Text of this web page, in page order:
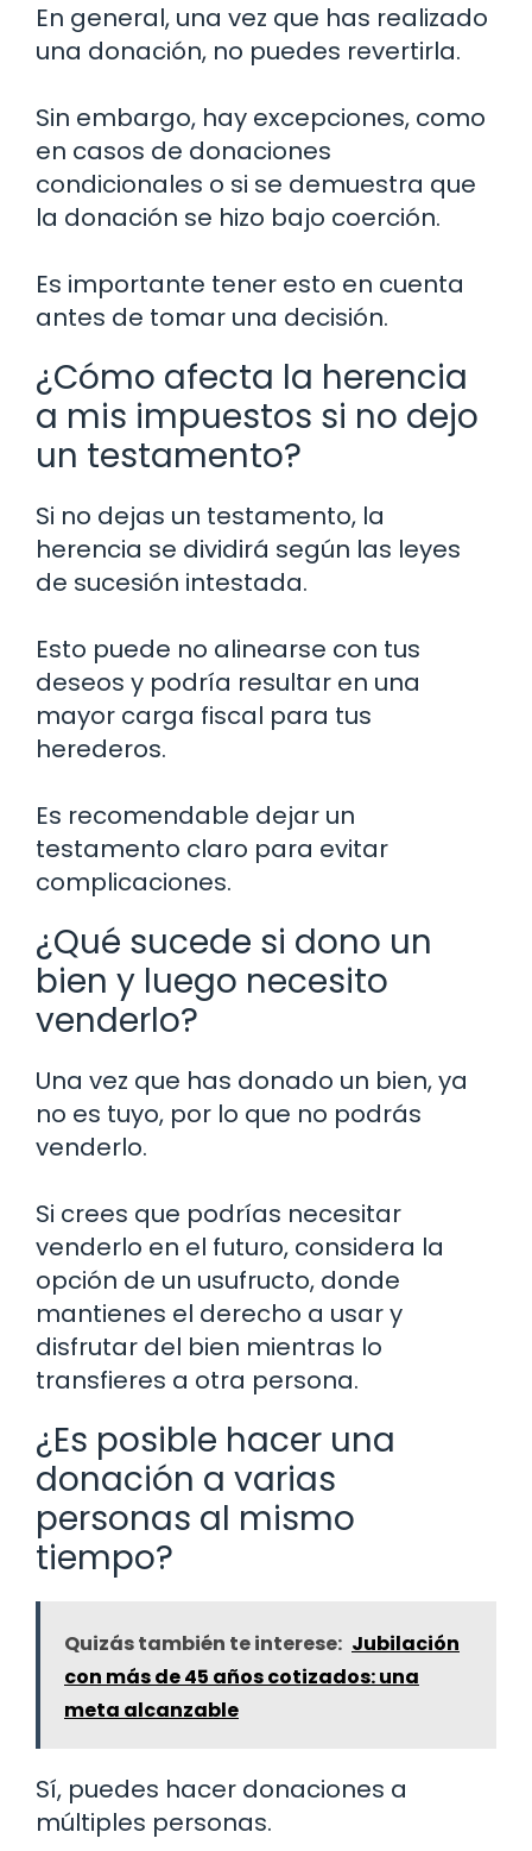
En general, una vez que has realizado
una donación, no puedes revertirla.
Sin embargo, hay excepciones, como
en casos de donaciones
condicionales o si se demuestra que
la donación se hizo bajo coerción.
Es importante tener esto en cuenta
antes de tomar una decisión.
¿Cómo afecta la herencia
a mis impuestos si no dejo
un testamento?
Si no dejas un testamento, la
herencia se dividirá según las leyes
de sucesión intestada.
Esto puede no alinearse con tus
deseos y podría resultar en una
mayor carga fiscal para tus
herederos.
Es recomendable dejar un
testamento claro para evitar
complicaciones.
¿Qué sucede si dono un
bien y luego necesito
venderlo?
Una vez que has donado un bien, ya
no es tuyo, por lo que no podrás
venderlo.
Si crees que podrías necesitar
venderlo en el futuro, considera la
opción de un usufructo, donde
mantienes el derecho a usar y
disfrutar del bien mientras lo
transfieres a otra persona.
¿Es posible hacer una
donación a varias
personas al mismo
tiempo?
Quizás también te interese: Jubilación
con más de 45 años cotizados: una
meta alcanzable
Sí, puedes hacer donaciones a
múltiples personas.